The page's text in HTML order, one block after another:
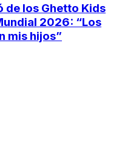
de los Ghetto Kids
2026: “Los
mis hijos”